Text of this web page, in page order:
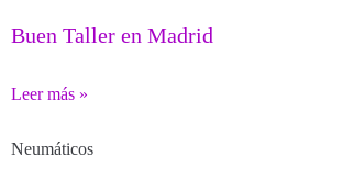
Buen Taller en Madrid
Leer más »
Neumáticos